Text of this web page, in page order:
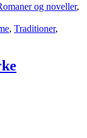
og noveller,
, Traditioner,